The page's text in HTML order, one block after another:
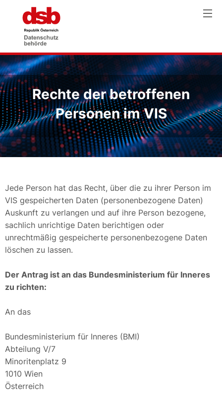
Rechte der betroffenen
Personen im VIS
Jede Person hat das Recht, über die zu ihrer Person im
VIS gespeicherten Daten (personenbezogene Daten)
Auskunft zu verlangen und auf ihre Person bezogene,
sachlich unrichtige Daten berichtigen oder
unrechtmäßig gespeicherte personenbezogene Daten
löschen zu lassen.
Der Antrag ist an das Bundesministerium für Inneres
zu richten:
An das
Bundesministerium für Inneres (BMI)
Abteilung V/7
Minoritenplatz 9
1010 Wien
Österreich